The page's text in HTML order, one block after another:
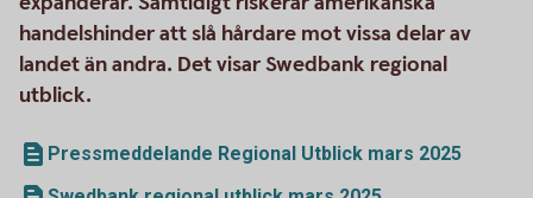
handelshinder att slå hårdare mot vissa delar av
landet än andra. Det visar Swedbank regional
utblick.
Pressmeddelande Regional Utblick mars 2025